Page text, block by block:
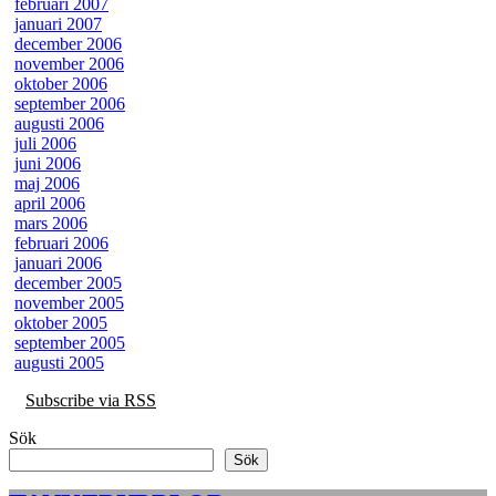
januari 2007
december 2006
november 2006
oktober 2006
september 2006
augusti 2006
juli 2006
juni 2006
maj 2006
april 2006
mars 2006
februari 2006
januari 2006
december 2005
november 2005
oktober 2005
september 2005
augusti 2005
Subscribe via RSS
Sök
Sök